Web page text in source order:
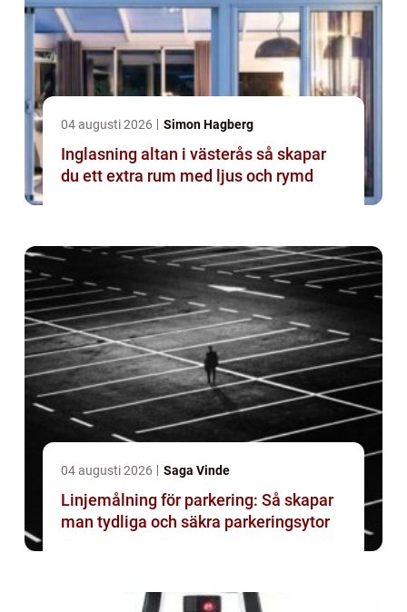
04 augusti 2026 Simon Hagberg
Inglasning altan i västerås så skapar
du ett extra rum med ljus och rymd
04 augusti 2026 Saga Vinde
Linjemålning för parkering: Så skapar
man tydliga och säkra parkeringsytor